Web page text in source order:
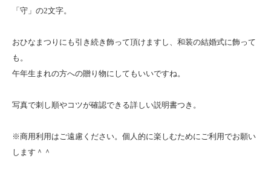
「守」の2文字。
おひなまつりにも引き続き飾って頂けますし、和装の結婚式に飾って
も。
午年生まれの方への贈り物にしてもいいですね。
写真で刺し順やコツが確認できる詳しい説明書つき。
※商用利用はご遠慮ください。個人的に楽しむためにご利用でお願い
します＾＾